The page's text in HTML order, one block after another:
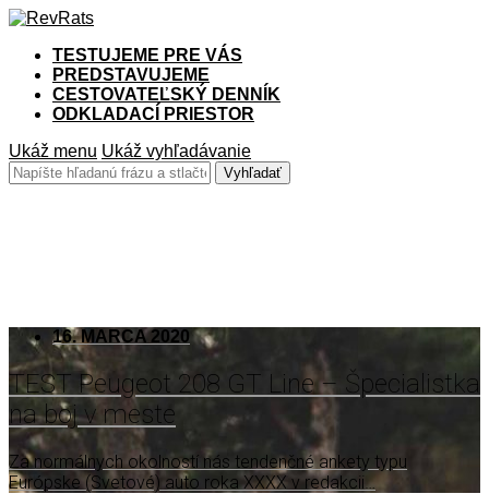
TESTUJEME PRE VÁS
PREDSTAVUJEME
CESTOVATEĽSKÝ DENNÍK
ODKLADACÍ PRIESTOR
Ukáž menu Ukáž vyhľadávanie
16. MARCA 2020
TEST Peugeot 208 GT Line – Špecialistka
na boj v meste
Za normálnych okolností nás tendenčné ankety typu
Európske (Svetové) auto roka XXXX v redakcii…